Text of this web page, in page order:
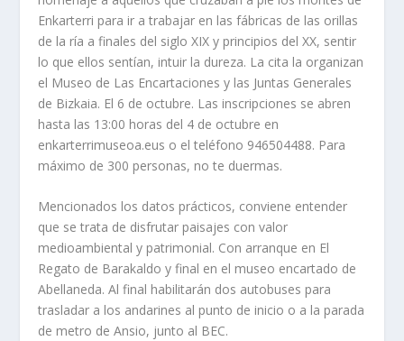
Enkarterri para ir a trabajar en las fábricas de las orillas
de la ría a finales del siglo XIX y principios del XX, sentir
lo que ellos sentían, intuir la dureza. La cita la organizan
el Museo de Las Encartaciones y las Juntas Generales
de Bizkaia. El 6 de octubre. Las inscripciones se abren
hasta las 13:00 horas del 4 de octubre en
enkarterrimuseoa.eus o el teléfono 946504488. Para
máximo de 300 personas, no te duermas.
Mencionados los datos prácticos, conviene entender
que se trata de disfrutar paisajes con valor
medioambiental y patrimonial. Con arranque en El
Regato de Barakaldo y final en el museo encartado de
Abellaneda. Al final habilitarán dos autobuses para
trasladar a los andarines al punto de inicio o a la parada
de metro de Ansio, junto al BEC.